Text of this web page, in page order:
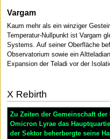
Vargam
Kaum mehr als ein winziger
Temperatur-Nullpunkt ist Vargam
Systems. Auf seiner Oberfläche
Observatorium sowie ein
Expansion der Teladi vor der
X Rebirth
Zu Zeiten der Gemeinschaft
Omicron Lyrae das
der Sektor beherbergte seine